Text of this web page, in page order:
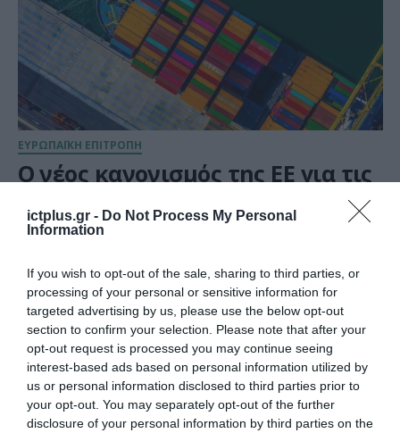
ictplus.gr - Do Not Process My Personal
Information
If you wish to opt-out of the sale, sharing to third parties, or
processing of your personal or sensitive information for
targeted advertising by us, please use the below opt-out
section to confirm your selection. Please note that after your
opt-out request is processed you may continue seeing
interest-based ads based on personal information utilized by
us or personal information disclosed to third parties prior to
your opt-out. You may separately opt-out of the further
disclosure of your personal information by third parties on the
ΕΥΡΩΠΑΪΚΗ ΕΠΙΤΡΟΠΗ
Ο νέος κανονισμός της ΕΕ για τις
ψηφιακή πλατφόρμα DIWASS